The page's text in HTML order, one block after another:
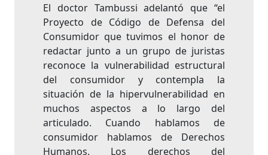
El doctor Tambussi adelantó que “el
Proyecto de Código de Defensa del
Consumidor que tuvimos el honor de
redactar junto a un grupo de juristas
reconoce la vulnerabilidad estructural
del consumidor y contempla la
situación de la hipervulnerabilidad en
muchos aspectos a lo largo del
articulado. Cuando hablamos de
consumidor hablamos de Derechos
Humanos. Los derechos del